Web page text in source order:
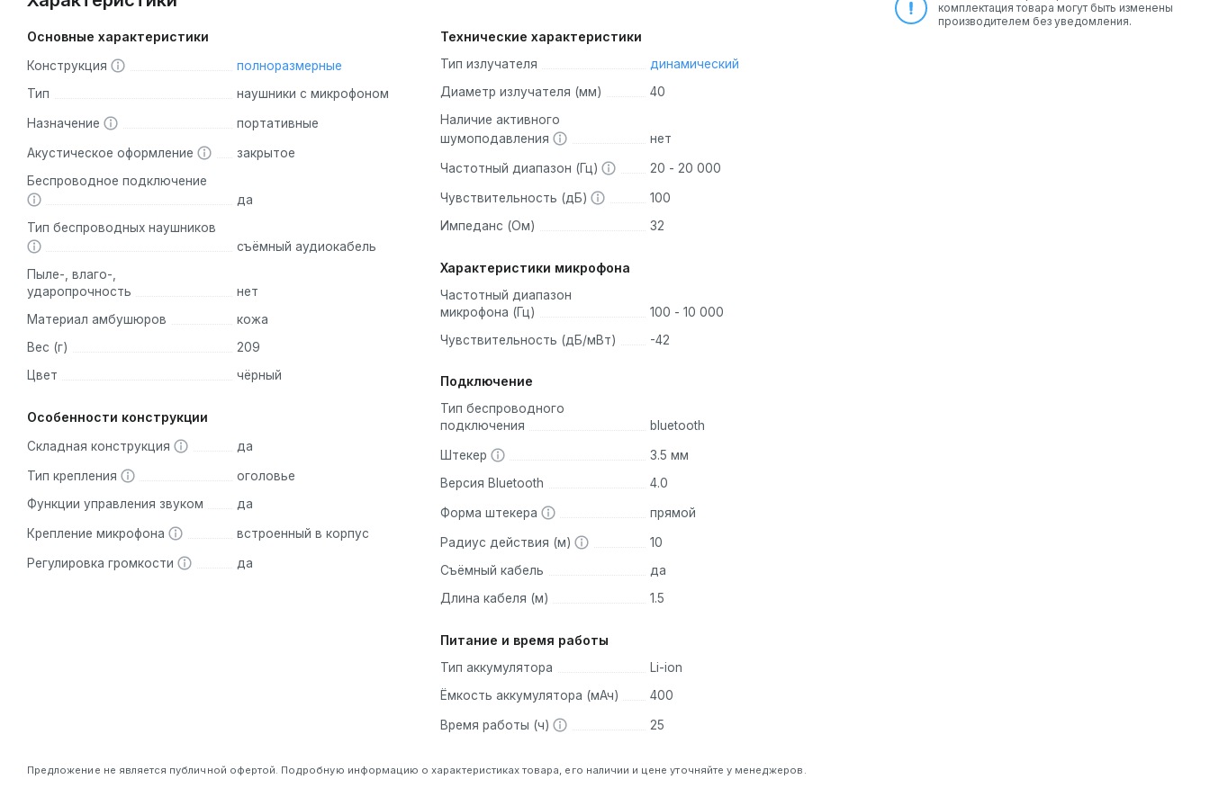
Основные характеристики
Конструкция
полноразмерные
Тип
наушники с микрофоном
Назначение портативные
Акустическое оформление
закрытое
Беспроводное подключение
да
Тип беспроводных наушников
съёмный аудиокабель
Пыле-, влаго-,
ударопрочность
нет
Материал амбушюров
кожа
Вес (г)
209
Цвет
чёрный
Особенности конструкции
Складная конструкция да
Тип крепления
оголовье
Функции управления звуком
да
Крепление микрофона встроенный в корпус
Регулировка громкости да
Технические характеристики
Тип излучателя
динамический
Диаметр излучателя (мм)
40
Наличие активного
шумоподавления
нет
Частотный диапазон (Гц) 20 - 20 000
Чувствительность (дБ)
100
Импеданс (Ом)
32
Характеристики микрофона
Частотный диапазон
микрофона (Гц)
100 - 10 000
Чувствительность (дБ/мВт)
-42
Подключение
Тип беспроводного
подключения
bluetooth
Штекер
3.5 мм
Версия Bluetooth
4.0
Форма штекера прямой
Радиус действия (м)
10
Съёмный кабель
да
Длина кабеля (м)
1.5
Питание и время работы
Тип аккумулятора
Li-ion
Ёмкость аккумулятора (мАч)
400
Время работы (ч) 25
Предложение не является публичной офертой. Подробную информацию о характеристиках товара, его наличии и цене уточняйте у менеджеров.
комплектация товара могут быть изменены
производителем без уведомления.